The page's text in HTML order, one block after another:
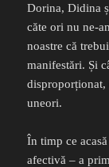
Dorina, Didina
căte ori nu ne-
noastre că
manifestări. Și
disproporționat,
uneori.
În timp ce
afectivă – a